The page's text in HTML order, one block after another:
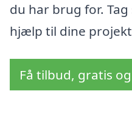
du har brug for.
hjælp til dine
Få tilbud, gratis